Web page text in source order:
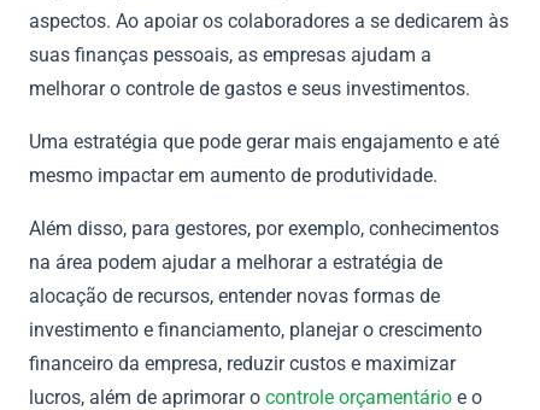
aspectos. Ao apoiar os colaboradores a se dedicarem às
suas finanças pessoais, as empresas ajudam a
melhorar o controle de gastos e seus investimentos.
Uma estratégia que pode gerar mais engajamento e até
mesmo impactar em aumento de produtividade.
Além disso, para gestores, por exemplo, conhecimentos
na área podem ajudar a melhorar a estratégia de
alocação de recursos, entender novas formas de
investimento e financiamento, planejar o crescimento
financeiro da empresa, reduzir custos e maximizar
lucros, além de aprimorar o controle orçamentário e o